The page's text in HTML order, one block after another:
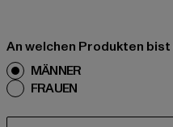
An welchen Produkten
MÄNNER
FRAUEN